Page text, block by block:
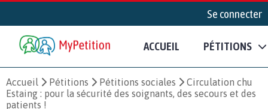
Se connecter
ACCUEIL PÉTITIONS
Accueil Pétitions Pétitions sociales
Circulation chu
Estaing : pour la sécurité des soignants, des secours et des
patients !